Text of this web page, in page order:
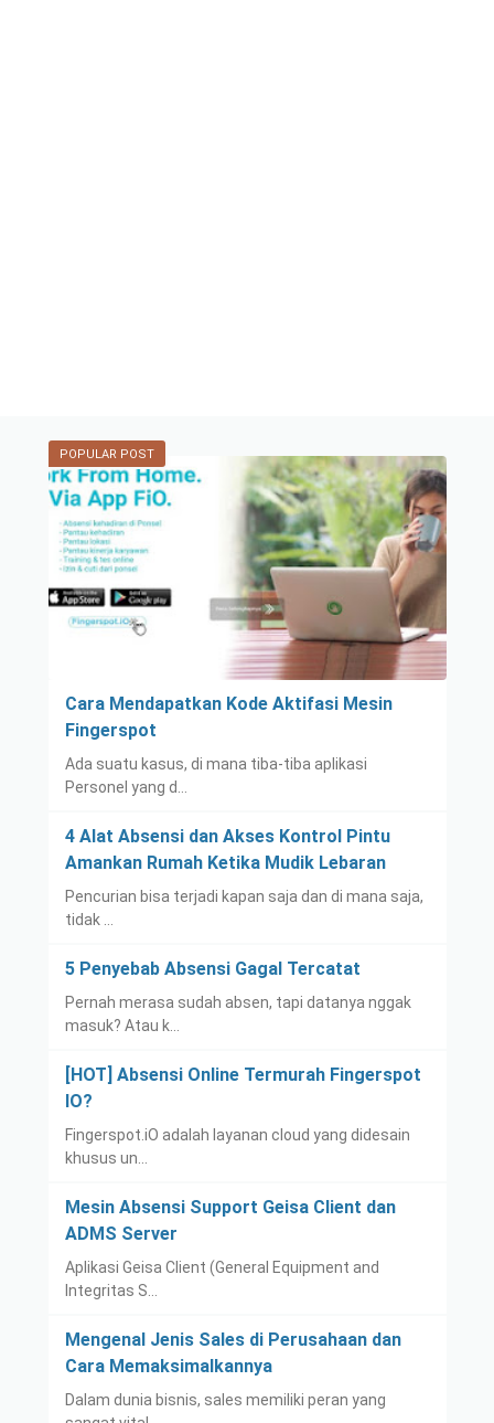
POPULAR POST
Cara Mendapatkan Kode Aktifasi Mesin
Fingerspot
Ada suatu kasus, di mana tiba-tiba aplikasi
Personel yang d…
4 Alat Absensi dan Akses Kontrol Pintu
Amankan Rumah Ketika Mudik Lebaran
Pencurian bisa terjadi kapan saja dan di mana saja,
tidak …
5 Penyebab Absensi Gagal Tercatat
Pernah merasa sudah absen, tapi datanya nggak
masuk? Atau k…
[HOT] Absensi Online Termurah Fingerspot
IO?
Fingerspot.iO adalah layanan cloud yang didesain
khusus un…
Mesin Absensi Support Geisa Client dan
ADMS Server
Aplikasi Geisa Client (General Equipment and
Integritas S…
Mengenal Jenis Sales di Perusahaan dan
Cara Memaksimalkannya
Dalam dunia bisnis, sales memiliki peran yang